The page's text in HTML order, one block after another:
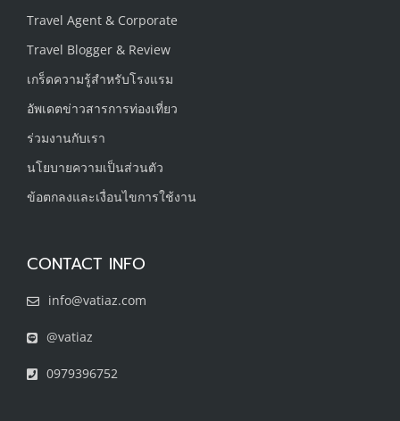
Travel Agent & Corporate
Travel Blogger & Review
เกร็ดความรู้สำหรับโรงแรม
อัพเดตข่าวสารการท่องเที่ยว
ร่วมงานกับเรา
นโยบายความเป็นส่วนตัว
ข้อตกลงและเงื่อนไขการใช้งาน
CONTACT INFO
info@vatiaz.com
@vatiaz
0979396752